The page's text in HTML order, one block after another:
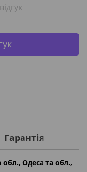
Гарантія
обл., Одеса та обл.,